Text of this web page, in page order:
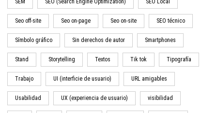
SEM SEO (Search Engine Optimization) SEO Local
Seo off-site Seo on-page Seo on-site SEO técnico
Símbolo gráfico Sin derechos de autor Smartphones
Stand Storytelling Textos Tik tok Tipografía
Trabajo UI (interficie de usuario) URL amigables
Usabilidad UX (experiencia de usuario) visibilidad